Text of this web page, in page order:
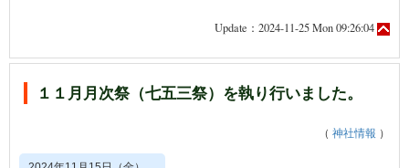
Update：2024-11-25 Mon 09:26:04
１１月月次祭（七五三祭）を執り行いました。
（ 神社情報 ）